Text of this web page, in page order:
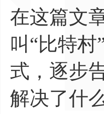
在这篇文
叫“比特
式，逐步
解决了什